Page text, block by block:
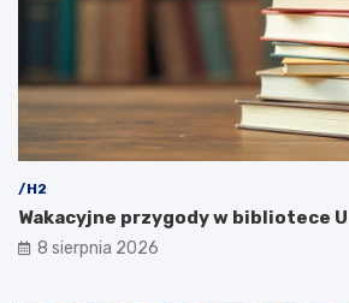
/H2
Wakacyjne przygody w bibliotece
8 sierpnia 2026